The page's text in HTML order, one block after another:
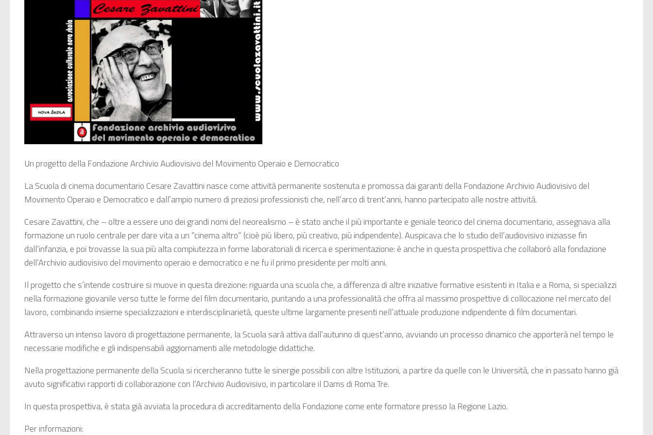
Un progetto della Fondazione Archivio Audiovisivo del Movimento Operaio e Democratico
La Scuola di cinema documentario Cesare Zavattini nasce come attività permanente sostenuta e promossa dai garanti della Fondazione Archivio Audiovisivo del
Movimento Operaio e Democratico e dall’ampio numero di preziosi professionisti che, nell’arco di trent’anni, hanno partecipato alle nostre attività.
Cesare Zavattini, che – oltre a essere uno dei grandi nomi del neorealismo – è stato anche il più importante e geniale teorico del cinema documentario, assegnava alla
formazione un ruolo centrale per dare vita a un “cinema altro” (cioè più libero, più creativo, più indipendente). Auspicava che lo studio dell’audiovisivo iniziasse fin
dall’infanzia, e poi trovasse la sua più alta compiutezza in forme laboratoriali di ricerca e sperimentazione: è anche in questa prospettiva che collaborò alla fondazione
dell’Archivio audiovisivo del movimento operaio e democratico e ne fu il primo presidente per molti anni.
Il progetto che s’intende costruire si muove in questa direzione: riguarda una scuola che, a differenza di altre iniziative formative esistenti in Italia e a Roma, si specializzi
nella formazione giovanile verso tutte le forme del film documentario, puntando a una professionalità che offra al massimo prospettive di collocazione nel mercato del
lavoro, combinando insieme specializzazioni e interdisciplinarietà, queste ultime largamente presenti nell’attuale produzione indipendente di film documentari.
Attraverso un intenso lavoro di progettazione permanente, la Scuola sarà attiva dall’autunno di quest’anno, avviando un processo dinamico che apporterà nel tempo le
necessarie modifiche e gli indispensabili aggiornamenti alle metodologie didattiche.
Nella progettazione permanente della Scuola si ricercheranno tutte le sinergie possibili con altre Istituzioni, a partire da quelle con le Università, che in passato hanno già
avuto significativi rapporti di collaborazione con l’Archivio Audiovisivo, in particolare il Dams di Roma Tre.
In questa prospettiva, è stata già avviata la procedura di accreditamento della Fondazione come ente formatore presso la Regione Lazio.
Per informazioni: